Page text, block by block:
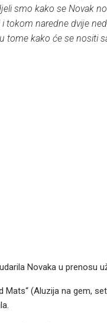
smo kako se Novak
tokom naredne dvije
tome kako će se nositi
Novaka u prenosu
Mats“ (Aluzija na gem,